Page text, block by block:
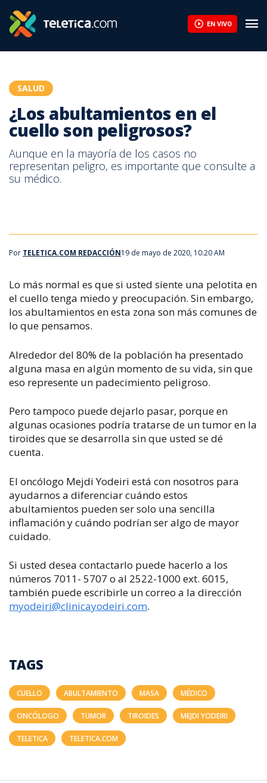
EN VIVO
SALUD
¿Los abultamientos en el
cuello son peligrosos?
Aunque en la mayoría de los casos no
representan peligro, es importante que consulte a
su médico.
Por TELETICA.COM REDACCIÓN19 de mayo de 2020, 10:20 AM
Lo más normal es que si usted siente una pelotita en
el cuello tenga miedo y preocupación. Sin embargo,
los abultamientos en esta zona son más comunes de
lo que pensamos.
Alrededor del 80% de la población ha presentado
alguna masa en algún momento de su vida, sin que
eso represente un padecimiento peligroso.
Pero tampoco puede dejarlo pasar, porque en
algunas ocasiones podría tratarse de un tumor en la
tiroides que se desarrolla sin que usted se dé
cuenta.
El oncólogo Mejdi Yodeiri está con nosotros para
ayudarnos a diferenciar cuándo estos
abultamientos pueden ser solo una sencilla
inflamación y cuándo podrían ser algo de mayor
cuidado.
Si usted desea contactarlo puede hacerlo a los
números 7011- 5707 o al 2522-1000 ext. 6015,
también puede escribirle un correo a la dirección
myodeiri@clinicayodeiri.com.
TAGS
CUELLO ABULTAMIENTO MASA MÉDICO
ONCÓLOGO TUMOR TIROIDES MEJDI YODEIRI
TELETICA TELETICA.COM